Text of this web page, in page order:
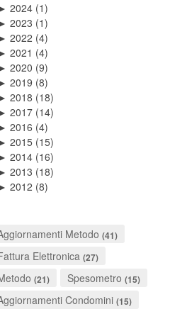
2024 (1)
2023 (1)
2022 (4)
2021 (4)
2020 (9)
2019 (8)
2018 (18)
2017 (14)
2016 (4)
2015 (15)
2014 (16)
2013 (18)
2012 (8)
Metodo (41)
Elettronica (27)
(21) Spesometro (15)
Condomini (15)